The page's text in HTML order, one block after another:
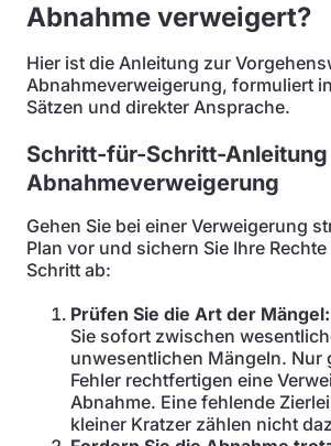
Abnahme verweigert?
Hier ist die Anleitung zur
Abnahmeverweigerung, formuliert
Sätzen und direkter Ansprache.
Schritt-für-Schritt-
Abnahmeverweigerung
Gehen Sie bei einer Verweigerung
Plan vor und sichern Sie Ihre
Schritt ab:
Prüfen Sie die Art der Mängel:
Sie sofort zwischen
unwesentlichen Mängeln. Nur
Fehler rechtfertigen eine
Abnahme. Eine fehlende
kleiner Kratzer zählen nicht